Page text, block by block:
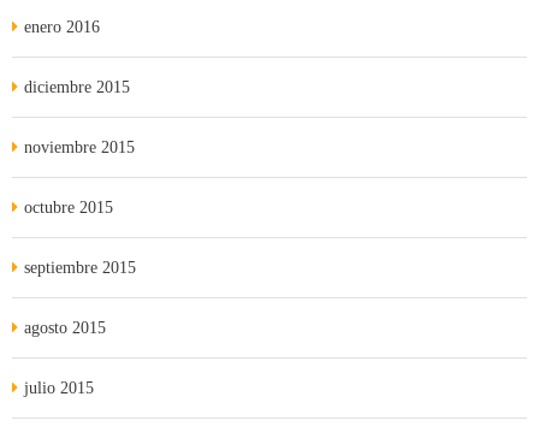
enero 2016
diciembre 2015
noviembre 2015
octubre 2015
septiembre 2015
agosto 2015
julio 2015